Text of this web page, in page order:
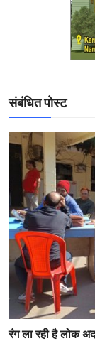
संबंधित पोस्ट
रंग ला रही है लोक